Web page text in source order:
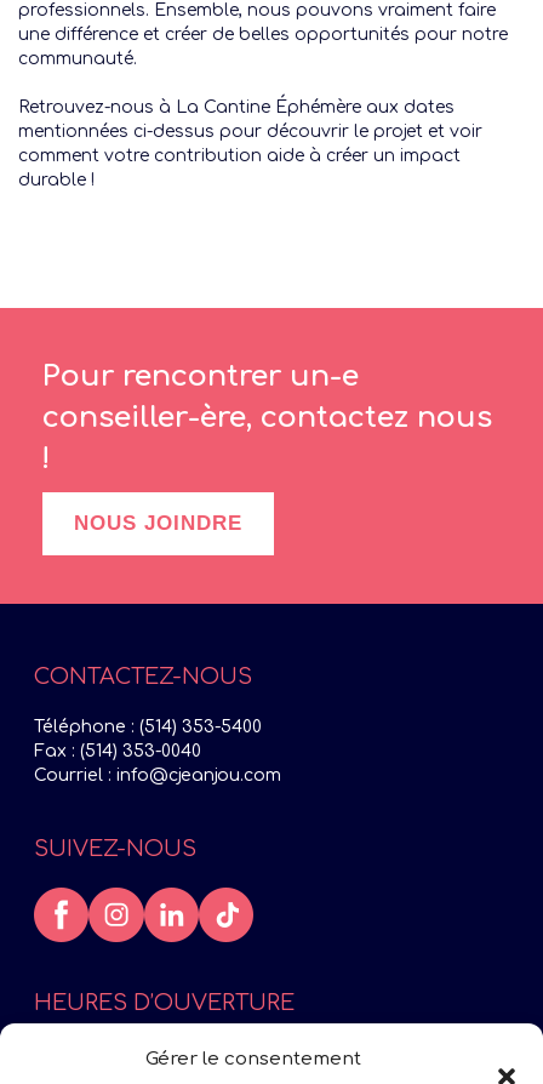
Gérer le consentement
professionnels. Ensemble, nous pouvons vraiment faire
une différence et créer de belles opportunités pour notre
communauté.
Retrouvez-nous à La Cantine Éphémère aux dates
mentionnées ci-dessus pour découvrir le projet et voir
comment votre contribution aide à créer un impact
durable !
Pour rencontrer un-e
conseiller-ère, contactez nous
!
NOUS JOINDRE
CONTACTEZ-NOUS
Téléphone :(514) 353-5400
Fax : (514) 353-0040
Courriel :info@cjeanjou.com
SUIVEZ-NOUS
HEURES D’OUVERTURE
Lundi : 9h à 12h – 13h à 17h